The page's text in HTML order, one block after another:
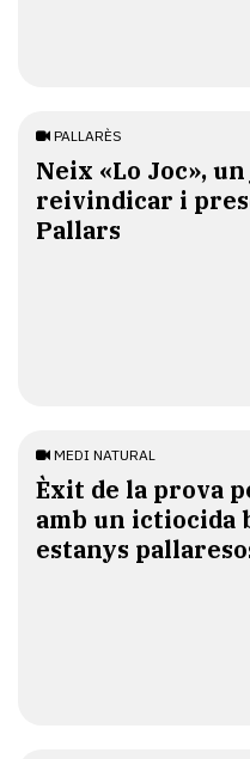
PALLARÈS
​Neix «Lo Joc»,
reivindicar i
Pallars
MEDI NATURAL
Èxit de la prova
amb un ictiocida
estanys